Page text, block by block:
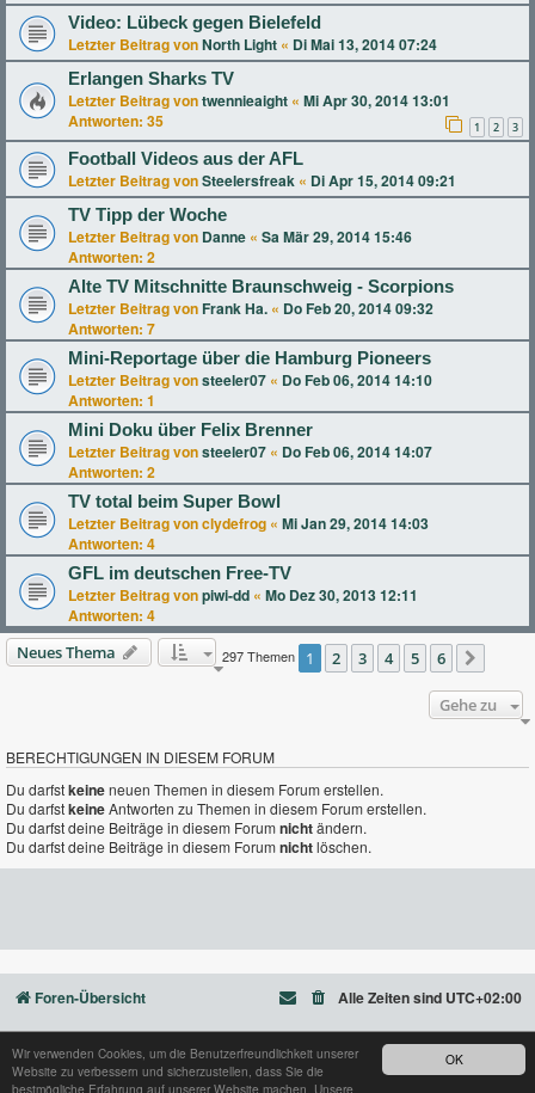
OK
Wir verwenden Cookies, um die Benutzerfreundlichkeit unserer
Website zu verbessern und sicherzustellen, dass Sie die
bestmögliche Erfahrung auf unserer Website machen. Unsere
Video: Lübeck gegen Bielefeld
Letzter Beitrag vonNorth Light « Di Mai 13, 2014 07:24
Erlangen Sharks TV
Letzter Beitrag vontwennieaight « Mi Apr 30, 2014 13:01
Antworten: 35 1 2 3
Football Videos aus der AFL
Letzter Beitrag vonSteelersfreak « Di Apr 15, 2014 09:21
TV Tipp der Woche
Letzter Beitrag von Danne « Sa Mär 29, 2014 15:46
Antworten: 2
Alte TV Mitschnitte Braunschweig - Scorpions
Letzter Beitrag von Frank Ha. « Do Feb 20, 2014 09:32
Antworten: 7
Mini-Reportage über die Hamburg Pioneers
Letzter Beitrag vonsteeler07 « Do Feb 06, 2014 14:10
Antworten: 1
Mini Doku über Felix Brenner
Letzter Beitrag vonsteeler07 « Do Feb 06, 2014 14:07
Antworten: 2
TV total beim Super Bowl
Letzter Beitrag vonclydefrog « Mi Jan 29, 2014 14:03
Antworten: 4
GFL im deutschen Free-TV
Letzter Beitrag vonpiwi-dd « Mo Dez 30, 2013 12:11
Antworten: 4
Neues Thema
297 Themen 1 2 3 4 5 6
Gehe zu
BERECHTIGUNGEN IN DIESEM FORUM
Du darfstkeineneuen Themen in diesem Forum erstellen.
Du darfstkeineAntworten zu Themen in diesem Forum erstellen.
Du darfst deine Beiträge in diesem Forumnichtändern.
Du darfst deine Beiträge in diesem Forumnichtlöschen.
Foren-Übersicht Alle Zeiten sind UTC+02:00
Powered byphpBB® Forum Software © phpBB Limited